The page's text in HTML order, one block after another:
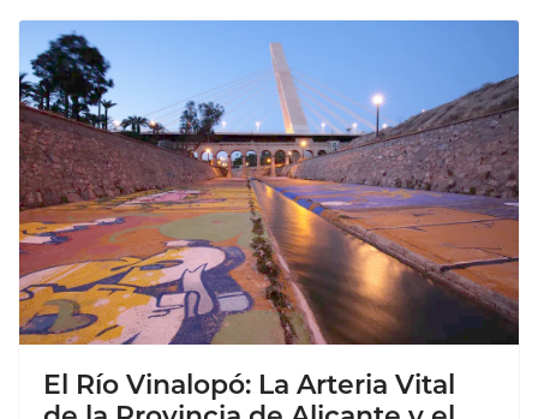
El Río Vinalopó: La Arteria Vital